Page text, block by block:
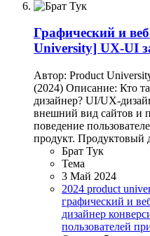
Графический и
University] UX-UI
Автор: Product
(2024) Описание: Кто
дизайнер? UI/UX-
внешний вид сайтов и
поведение
продукт. Продуктовый
Брат Тук
Тема
3 Май 2024
2024 product
графический и
дизайнер
пользователей